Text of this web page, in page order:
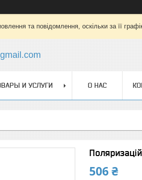
та повідомлення, оскільки за її
И УСЛУГИ О НАС
506 ₴